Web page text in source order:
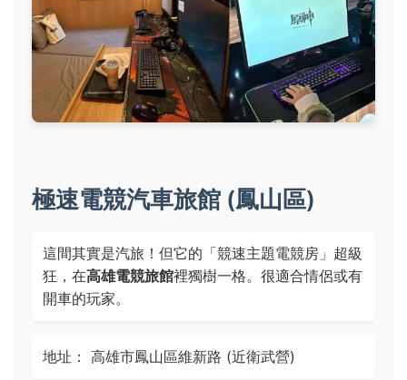
極速電競汽車旅館 (鳳山區)
這間其實是汽旅！但它的「競速主題電競房」超級
狂，在高雄電競旅館裡獨樹一格。很適合情侶或有
開車的玩家。
地址： 高雄市鳳山區維新路 (近衛武營)